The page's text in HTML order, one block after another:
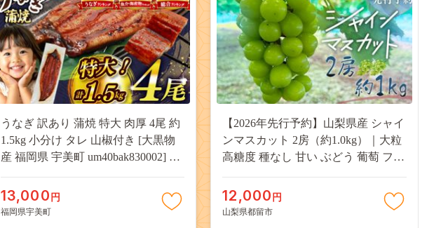
うなぎ 訳あり 蒲焼 特大 肉厚 4尾 約
1.5kg 小分け タレ 山椒付き [大黒物
産 福岡県 宇美町 um40bak830002] 不
うなぎ蒲焼 鰻蒲焼き 蒲焼き かば焼
き 真空パック 個包装 冷凍 13000
13,000 円
福岡県宇美町
【2026年先行予約】山梨県産 シャイ
ンマスカット 2房（約1.0kg）｜大粒
高糖度 種なし 甘い ぶどう 葡萄 フル
JX003
12,000 円
山梨県都留市